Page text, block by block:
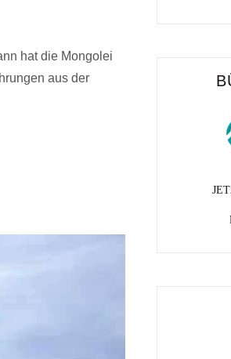
hat die Mongolei
aus der